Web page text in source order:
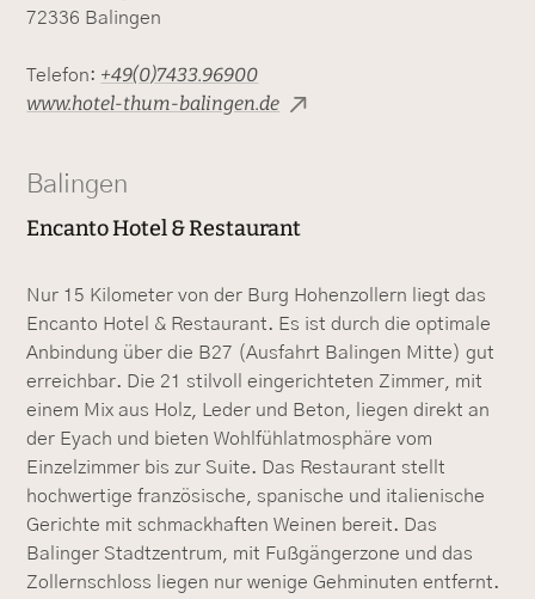
72336 Balingen
Telefon: +49(0)7433.96900
www.hotel-thum-balingen.de
Balingen
Encanto Hotel & Restaurant
Nur 15 Kilometer von der Burg Hohenzollern liegt das
Encanto Hotel & Restaurant. Es ist durch die optimale
Anbindung über die B27 (Ausfahrt Balingen Mitte) gut
erreichbar. Die 21 stilvoll eingerichteten Zimmer, mit
einem Mix aus Holz, Leder und Beton, liegen direkt an
der Eyach und bieten Wohlfühlatmosphäre vom
Einzelzimmer bis zur Suite. Das Restaurant stellt
hochwertige französische, spanische und italienische
Gerichte mit schmackhaften Weinen bereit. Das
Balinger Stadtzentrum, mit Fußgängerzone und das
Zollernschloss liegen nur wenige Gehminuten entfernt.